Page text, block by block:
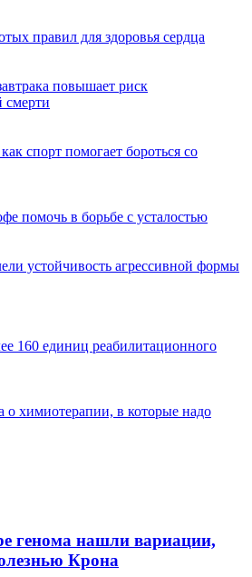
правил для здоровья сердца
повышает риск
смерти
спорт помогает бороться со
помочь в борьбе с усталостью
устойчивость агрессивной формы
160 единиц реабилитационного
о химиотерапии, в которые надо
генома нашли вариации,
Крона